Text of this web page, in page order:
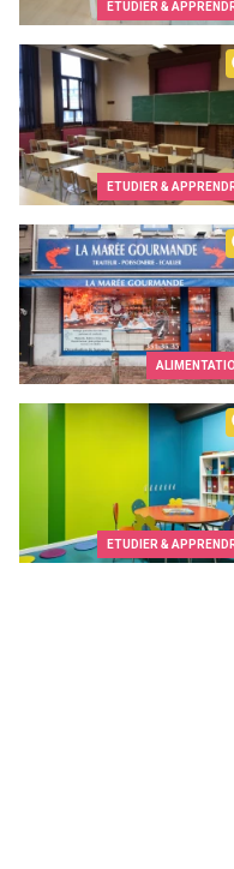
ETUDIER &
ETUDIER &
Cours du Soir de
La Marée Gourmande
ETUDIER &
Kids&Us language